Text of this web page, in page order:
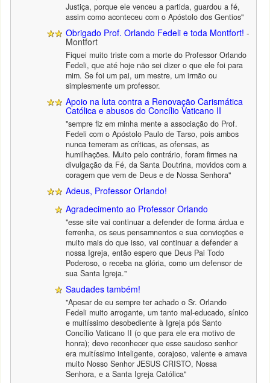
Justiça, porque ele venceu a partida, guardou a fé,
assim como aconteceu com o Apóstolo dos Gentios"
Obrigado Prof. Orlando Fedeli e toda Montfort! -
Montfort
Fiquei muito triste com a morte do Professor Orlando
Fedeli, que até hoje não sei dizer o que ele foi para
mim. Se foi um pai, um mestre, um irmão ou
simplesmente um professor.
Apoio na luta contra a Renovação Carismática
Católica e abusos do Concílio Vaticano II
"sempre fiz em minha mente a associação do Prof.
Fedeli com o Apóstolo Paulo de Tarso, pois ambos
nunca temeram as críticas, as ofensas, as
humilhações. Muito pelo contrário, foram firmes na
divulgação da Fé, da Santa Doutrina, movidos com a
coragem que vem de Deus e de Nossa Senhora"
Adeus, Professor Orlando!
Agradecimento ao Professor Orlando
"esse site vai continuar a defender de forma árdua e
ferrenha, os seus pensamnentos e sua convicções e
muito mais do que isso, vai continuar a defender a
nossa Igreja, então espero que Deus Pai Todo
Poderoso, o receba na glória, como um defensor de
sua Santa Igreja."
Saudades também!
"Apesar de eu sempre ter achado o Sr. Orlando
Fedeli muito arrogante, um tanto mal-educado, sínico
e muitíssimo desobediente à Igreja pós Santo
Concílio Vaticano II (o que para ele era motivo de
honra); devo reconhecer que esse saudoso senhor
era muitíssimo inteligente, corajoso, valente e amava
muito Nosso Senhor JESUS CRISTO, Nossa
Senhora, e a Santa Igreja Católica"